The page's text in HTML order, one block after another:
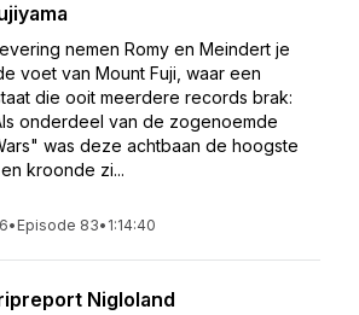
nemen Romy en Meindert je
voet van Mount Fuji, waar een
die ooit meerdere records brak:
onderdeel van de zogenoemde
was deze achtbaan de hoogste
kroonde zi...
• Episode 83• 1:14:40
Nigloland